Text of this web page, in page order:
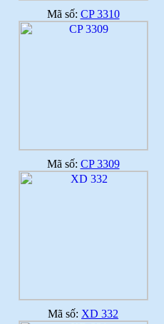
Mã số: CP 3310
Mã số: CP 3309
Mã số: XD 332